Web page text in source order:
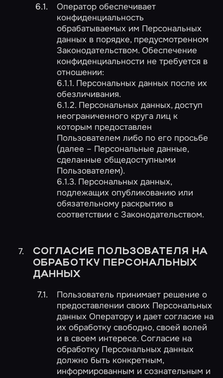
Оператор обеспечивает
конфиденциальность
обрабатываемых им Персональных
данных в порядке, предусмотренном
Законодательством. Обеспечение
конфиденциальности не требуется в
отношении:
6.1.1. Персональных данных после их
обезличивания.
6.1.2. Персональных данных, доступ
неограниченного круга лиц к
которым предоставлен
Пользователем либо по его просьбе
(далее – Персональные данные,
сделанные общедоступными
Пользователем).
6.1.3. Персональных данных,
подлежащих опубликованию или
обязательному раскрытию в
соответствии с Законодательством.
СОГЛАСИЕ ПОЛЬЗОВАТЕЛЯ НА
ОБРАБОТКУ ПЕРСОНАЛЬНЫХ
ДАННЫХ
Пользователь принимает решение о
предоставлении своих Персональных
данных Оператору и дает согласие на
их обработку свободно, своей волей
и в своем интересе. Согласие на
обработку Персональных данных
должно быть конкретным,
информированным и сознательным и